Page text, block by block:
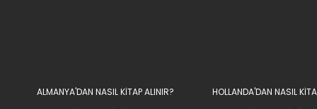
ALMANYA'DAN NASIL KİTAP ALINIR? HOLLANDA'DAN NASIL